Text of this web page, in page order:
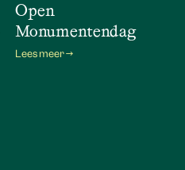
Open
Monumentendag
Lees meer →